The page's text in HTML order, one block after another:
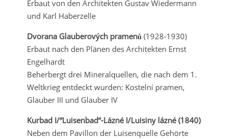
Erbaut von den Architekten Gustav Wiedermann
und Karl Haberzelle
Dvorana Glauberových pramenů(1928-1930)
Erbaut nach den Plänen des Architekten Ernst
Engelhardt
Beherbergt drei Mineralquellen, die nach dem 1.
Weltkrieg entdeckt wurden: Kostelní pramen,
Glauber III und Glauber IV
Kurbad I/“Luisenbad“-Lázné I/Luisiny lázné (1840)
Neben dem Pavillon der Luisenquelle Gehörte